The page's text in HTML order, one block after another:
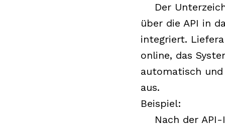
Der
über die API in
integriert.
online, das
automatisch
aus.
Beispiel:
Nach der API-